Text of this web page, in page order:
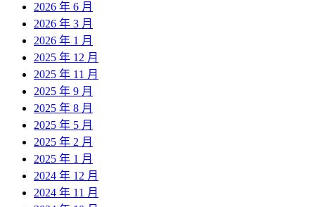
2026 年 6 月
2026 年 3 月
2026 年 1 月
2025 年 12 月
2025 年 11 月
2025 年 9 月
2025 年 8 月
2025 年 5 月
2025 年 2 月
2025 年 1 月
2024 年 12 月
2024 年 11 月